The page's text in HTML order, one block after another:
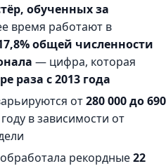
обученных за
время работают в
общей численности
— цифра, которая
раза с 2013 года
от280 000 до 690
в зависимости от
рекордные22